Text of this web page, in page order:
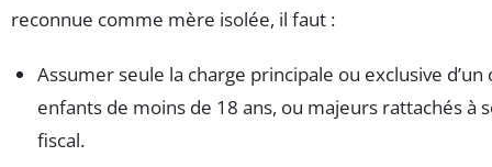
reconnue comme mère isolée, il faut :
Assumer seule la charge principale ou exclusive
enfants de moins de 18 ans, ou majeurs rattachés à
fiscal.